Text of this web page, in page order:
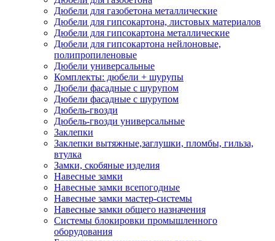
Дюбели для газобетона металлические
Дюбели для гипсокартона, листовых материалов
Дюбели для гипсокартона металлические
Дюбели для гипсокартона нейлоновые,
полипропиленовые
Дюбели универсальные
Комплекты: дюбели + шурупы
Дюбели фасадные с шурупом
Дюбели фасадные с шурупом
Дюбель-гвозди
Дюбель-гвозди универсальные
Заклепки
Заклепки вытяжные,заглушки, пломбы, гильза,
втулка
Замки, скобяные изделия
Навесные замки
Навесные замки всепогодные
Навесные замки мастер-системы
Навесные замки общего назначения
Системы блокировки промышленного
оборудования